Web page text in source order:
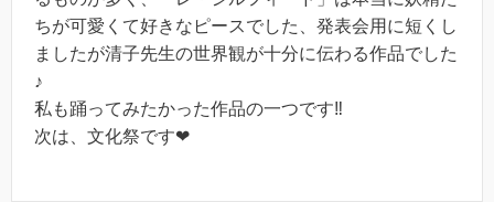
ちが可愛くて好きなピースでした、発表会用に短くし
ましたが清子先生の世界観が十分に伝わる作品でした
♪
私も踊ってみたかった作品の一つです‼︎
次は、文化祭です❤︎